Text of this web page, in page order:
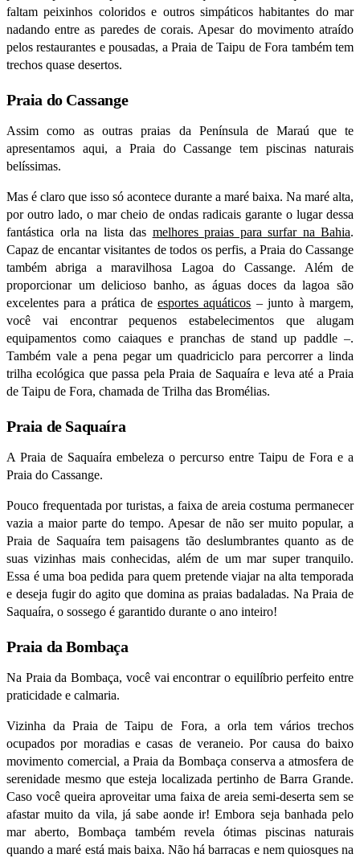
faltam peixinhos coloridos e outros simpáticos habitantes do mar
nadando entre as paredes de corais. Apesar do movimento atraído
pelos restaurantes e pousadas, a Praia de Taipu de Fora também tem
trechos quase desertos.
Praia do Cassange
Assim como as outras praias da Península de Maraú que te
apresentamos aqui, a Praia do Cassange tem piscinas naturais
belíssimas.
Mas é claro que isso só acontece durante a maré baixa. Na maré alta,
por outro lado, o mar cheio de ondas radicais garante o lugar dessa
fantástica orla na lista das melhores praias para surfar na Bahia.
Capaz de encantar visitantes de todos os perfis, a Praia do Cassange
também abriga a maravilhosa Lagoa do Cassange. Além de
proporcionar um delicioso banho, as águas doces da lagoa são
excelentes para a prática de esportes aquáticos – junto à margem,
você vai encontrar pequenos estabelecimentos que alugam
equipamentos como caiaques e pranchas de stand up paddle –.
Também vale a pena pegar um quadriciclo para percorrer a linda
trilha ecológica que passa pela Praia de Saquaíra e leva até a Praia
de Taipu de Fora, chamada de Trilha das Bromélias.
Praia de Saquaíra
A Praia de Saquaíra embeleza o percurso entre Taipu de Fora e a
Praia do Cassange.
Pouco frequentada por turistas, a faixa de areia costuma permanecer
vazia a maiorparte do tempo. Apesar de não ser muito popular, a
Praia de Saquaíra tem paisagens tão deslumbrantes quanto as de
suas vizinhas mais conhecidas, além de um mar super tranquilo.
Essa é uma boa pedida para quem pretende viajar na alta temporada
e deseja fugir do agito que domina as praias badaladas. Na Praia de
Saquaíra, o sossego é garantido durante o ano inteiro!
Praia da Bombaça
Na Praia da Bombaça, você vai encontrar o equilíbrio perfeito entre
praticidade e calmaria.
Vizinha da Praia de Taipu de Fora, a orla tem vários trechos
ocupados por moradias e casas de veraneio. Por causa do baixo
movimento comercial, a Praia da Bombaça conserva a atmosfera de
serenidade mesmo que esteja localizada pertinhode Barra Grande.
Caso você queira aproveitar uma faixa de areia semi-deserta sem se
afastar muito da vila, já sabe aonde ir! Embora seja banhada pelo
mar aberto, Bombaça também revela ótimas piscinas naturais
quando a maré está mais baixa. Não há barracas e nem quiosques na